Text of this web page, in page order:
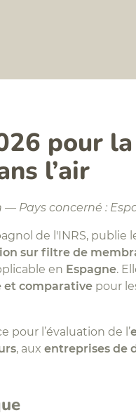
pour la
l’air
Pays concerné :
de l'INRS, publie
sur filtre de
en Espagne.
et comparative pour
pour l’évaluation de l’
, aux entreprises de